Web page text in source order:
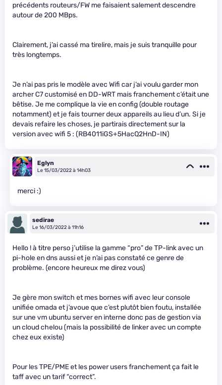
précédents routeurs/FW me faisaient salement descendre
autour de 200 MBps.
Clairement, j’ai cassé ma tirelire, mais je suis tranquille pour
très longtemps.
Je n’ai pas pris le modèle avec Wifi car j’ai voulu garder mon
archer C7 customisé en DD-WRT mais franchement c’était une
bêtise. Je me complique la vie en config (double routage
notamment) et je fais tourner deux appareils au lieu d’un. Si je
devais refaire les choses, je partirais directement sur la
version avec wifi 5 : (RB4011iGS+5HacQ2HnD-IN)
Eglyn
Le 15/03/2022 à 14h03
merci :)
sedirae
Le 16/03/2022 à 11h16
Hello ! à titre perso j’utilise la gamme “pro” de TP-link avec un
pi-hole en dns aussi et je n’ai pas constaté ce genre de
problème. (encore heureux me direz vous)
Je gère mon switch et mes bornes wifi avec leur console
unifiée omada et j’avoue que c’est plutôt bien foutu, installée
sur une vm ubuntu server en interne donc pas de gestion via
un cloud chelou (mais la possibilité de linker avec un compte
chez eux existe)
Pour les TPE/PME et les power users franchement ça fait le
taff avec un tarif “correct”.